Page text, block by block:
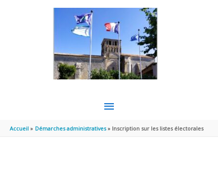
MENU
PRINCIPAL
Accueil Démarches administratives Inscription sur les listes électorales